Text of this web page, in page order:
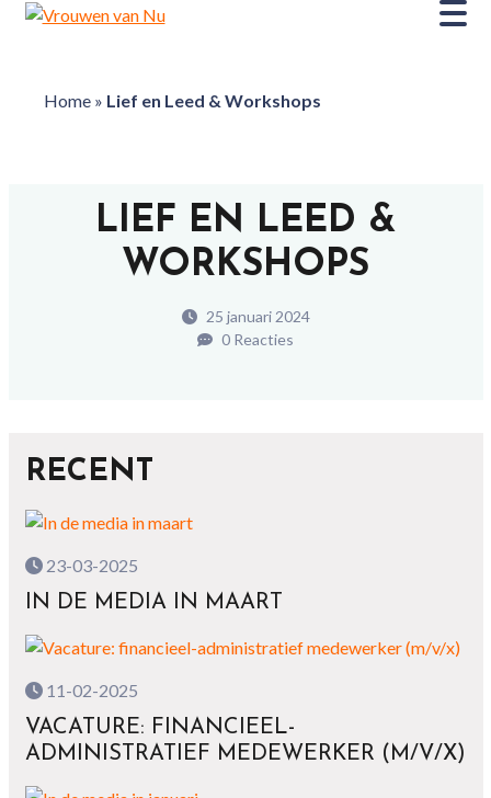
Home» Lief en Leed & Workshops
LIEF EN LEED &
WORKSHOPS
25 januari 2024
0 Reacties
RECENT
23-03-2025
IN DE MEDIA IN MAART
11-02-2025
VACATURE: FINANCIEEL-
ADMINISTRATIEF MEDEWERKER (M/V/X)